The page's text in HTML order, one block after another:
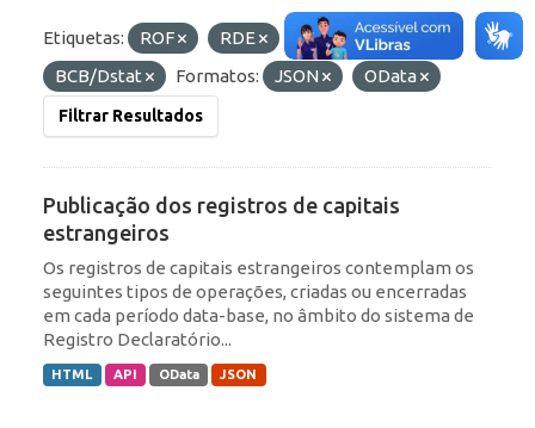
Etiquetas: ROF RDE
Organizações:
BCB/Dstat
Formatos: JSON OData
Filtrar Resultados
Publicação dos registros de capitais
estrangeiros
Os registros de capitais estrangeiros contemplam os
seguintes tipos de operações, criadas ou encerradas
em cada período data-base, no âmbito do sistema de
Registro Declaratório...
HTML API OData JSON